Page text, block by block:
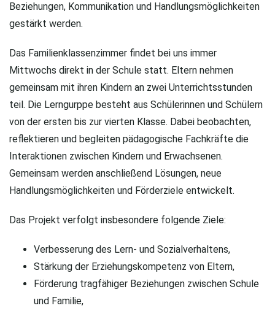
Beziehungen, Kommunikation und Handlungsmöglichkeiten
gestärkt werden.
Das Familienklassenzimmer findet bei uns immer
Mittwochs direkt in der Schule statt. Eltern nehmen
gemeinsam mit ihren Kindern an zwei Unterrichtsstunden
teil. Die Lerngurppe besteht aus Schülerinnen und Schülern
von der ersten bis zur vierten Klasse. Dabei beobachten,
reflektieren und begleiten pädagogische Fachkräfte die
Interaktionen zwischen Kindern und Erwachsenen.
Gemeinsam werden anschließend Lösungen, neue
Handlungsmöglichkeiten und Förderziele entwickelt.
Das Projekt verfolgt insbesondere folgende Ziele:
Verbesserung des Lern- und Sozialverhaltens,
Stärkung der Erziehungskompetenz von Eltern,
Förderung tragfähiger Beziehungen zwischen Schule
und Familie,